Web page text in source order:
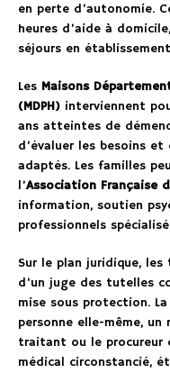
en perte d’autonomie.
heures d’aide à
séjours en
Les Maisons
(MDPH) interviennent
ans atteintes de
d’évaluer les besoins
adaptés. Les familles
l’Association Française
information, soutien
professionnels
Sur le plan juridique, les
d’un juge des tutelles
mise sous protection.
personne elle-même,
traitant ou le procureur
médical circonstancié,